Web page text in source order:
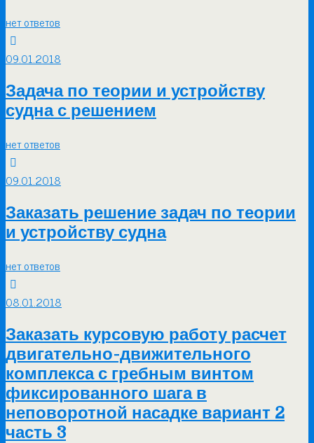
нет ответов
09.01.2018
Задача по теории и устройству
судна с решением
нет ответов
09.01.2018
Заказать решение задач по теории
и устройству судна
нет ответов
08.01.2018
Заказать курсовую работу расчет
двигательно-движительного
комплекса с гребным винтом
фиксированного шага в
неповоротной насадке вариант 2
часть 3